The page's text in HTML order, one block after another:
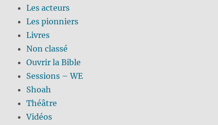
Les acteurs
Les pionniers
Livres
Non classé
Ouvrir la Bible
Sessions – WE
Shoah
Théâtre
Vidéos